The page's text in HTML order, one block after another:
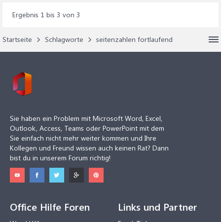
Ergebnis 1 bis 3 von 3
Startseite Schlagworte seitenzahlen fortlaufend
Sie haben ein Problem mit Microsoft Word, Excel,
Outlook, Access, Teams oder PowerPoint mit dem
Sie einfach nicht mehr weiter kommen und Ihre
Kollegen und Freund wissen auch keinen Rat? Dann
bist du in unserem Forum richtig!
Office Hilfe Foren Links und Partner